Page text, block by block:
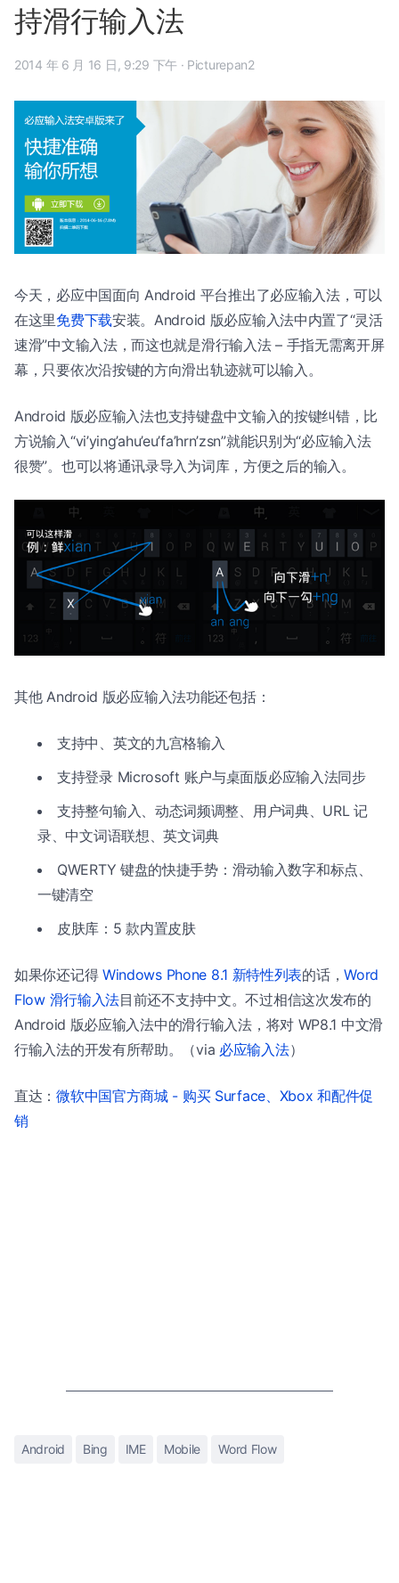
持滑行输入法
2014 年 6 月 16 日, 9:29 下午 · Picturepan2
今天，必应中国面向 Android 平台推出了必应输入法，可以
在这里免费下载安装。Android 版必应输入法中内置了“灵活
速滑”中文输入法，而这也就是滑行输入法 – 手指无需离开屏
幕，只要依次沿按键的方向滑出轨迹就可以输入。
Android 版必应输入法也支持键盘中文输入的按键纠错，比
方说输入“vi’ying’ahu’eu’fa’hrn’zsn”就能识别为“必应输入法
很赞”。也可以将通讯录导入为词库，方便之后的输入。
其他 Android 版必应输入法功能还包括：
支持中、英文的九宫格输入
支持登录 Microsoft 账户与桌面版必应输入法同步
支持整句输入、动态词频调整、用户词典、URL 记
录、中文词语联想、英文词典
QWERTY 键盘的快捷手势：滑动输入数字和标点、
一键清空
皮肤库：5 款内置皮肤
如果你还记得 Windows Phone 8.1 新特性列表的话，Word
Flow 滑行输入法目前还不支持中文。不过相信这次发布的
Android 版必应输入法中的滑行输入法，将对 WP8.1 中文滑
行输入法的开发有所帮助。（via 必应输入法）
直达：微软中国官方商城 - 购买 Surface、Xbox 和配件促
销
Android Bing IME Mobile Word Flow